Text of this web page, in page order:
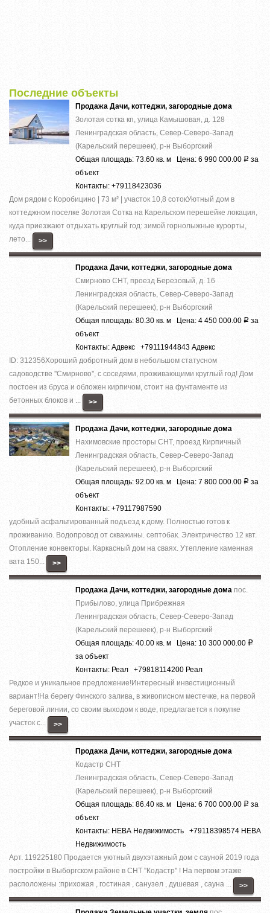
Последние объекты
Продажа Дачи, коттеджи, загородные дома
Золотая сотка кп, улица Камышовая, д. 128
Ленинградская область, Север-Северо-Запад
(Карельский перешеек), р-н Выборгский
Общая площадь: 73.60 кв. м Цена: 6 990 000.00 Р за
объект
Контакты: +79118423036
Дом рядом с Коробицино | 73 м² | участок 10,8 сотокУютный дом в
коттеджном поселке Золотая Сотка на Карельском перешейке локация,
куда приезжают отдыхать круглый год: зимой горнолыжные курорты,
лето...
>>
Продажа Дачи, коттеджи, загородные дома
Смирново СНТ, проезд Березовый, д. 16
Ленинградская область, Север-Северо-Запад
(Карельский перешеек), р-н Выборгский
Общая площадь: 80.30 кв. м Цена: 4 450 000.00 Р за
объект
Контакты: Адвекс +79111944843 Адвекс
ID: 312356Хороший добротный дом в небольшом статусном
садоводстве ''Смирново'', с соседями, проживающими круглый год! Дом
постоен из бруса и обложен кирпичом, стоит на фунтаменте из
бетонных блоков и ...
>>
Продажа Дачи, коттеджи, загородные дома
Нахимовские просторы СНТ, проезд Кирпичный
Ленинградская область, Север-Северо-Запад
(Карельский перешеек), р-н Выборгский
Общая площадь: 92.00 кв. м Цена: 7 800 000.00 Р за
объект
Контакты: +79117987590
удобный асфальтированный подъезд к дому. Полностью готов к
проживанию. Водопровод от скважины. септобак. Электричество 12 квт.
Отопление конвекторы. Каркасный дом на сваях. Утепление каменная
вата 150...
>>
Продажа Дачи, коттеджи, загородные дома пос.
Прибылово, улица Прибрежная
Ленинградская область, Север-Северо-Запад
(Карельский перешеек), р-н Выборгский
Общая площадь: 40.00 кв. м Цена: 10 300 000.00 Р
за объект
Контакты: Реал +79818114200 Реал
Редкое и уникальное предложение!Интересный инвестиционный
вариант!На берегу Финского залива, в живописном местечке, на первой
береговой линии, со своим выходом к воде, предлагается к покупке
участок с...
>>
Продажа Дачи, коттеджи, загородные дома
Кодастр СНТ
Ленинградская область, Север-Северо-Запад
(Карельский перешеек), р-н Выборгский
Общая площадь: 86.40 кв. м Цена: 6 700 000.00 Р за
объект
Контакты: НЕВА Недвижимость +79118398574 НЕВА
Недвижимость
Арт. 119225180 Продается уютный двухэтажный дом с сауной 2019 года
постройки в Выборгском районе в СНТ ''Кодастр'' ! На первом этаже
расположены :прихожая , гостиная , санузел , душевая , сауна ...
>>